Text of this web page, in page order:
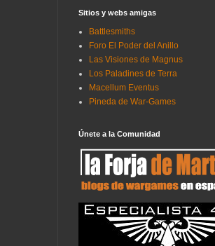
Sitios y webs amigas
Battlesmiths
Foro El Poder del Anillo
Las Visiones de Magnus
Los Paladines de Terra
Macellum Eventus
Pineda de War-Games
Únete a la Comunidad